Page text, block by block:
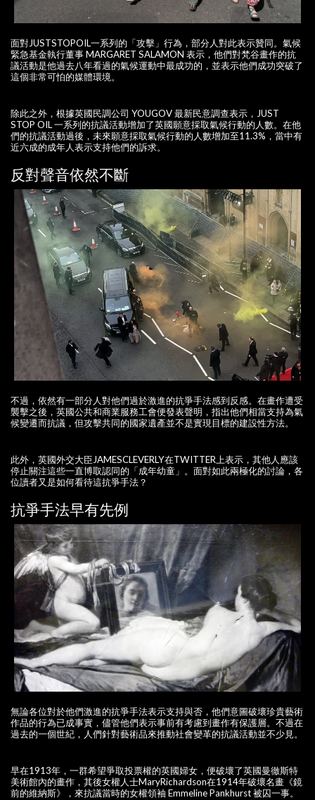
面對JUSTSTOPOIL一系列的「攻擊」行為，部分人對此表示贊同。氣候
緊急基金執行董事 MARGARET SALAMON 表示，他們對梵谷畫作的抗
議活動是他過去八年看過的氣候運動中最成功的，並表示他們成功突破了
這個非常可怕的媒體環境。
除此之外，根據英國民調公司 YOUGOV 最新民意調查表示，JUST
STOP OIL 一系列的抗議活動增加了英國願意採取氣候行動的人數。在他
們的抗議活動過後，未來願意採取氣候行動的人數增加至11.3%，當中有
近六成的成年人表示支持他們的訴求。
反對聲音依然不斷
不過，依然有一部分人對他們過於激進的抗爭手法感到反感。在畫作遭受
襲擊之後，英國公共和商業服務工會便發表聲明，指出他們相當支持為氣
候變遷而抗議，但攻擊共同的國家遺產並不是實現目標的建設性方法。
此外，英國外交大臣JAMESCLEVERLY在TWITTER上表示，其他人應該
停止關注這些一直博取認同的「成年幼童」。面對如此兩極化的討論，各
位讀者又是如何看待這抗爭手法？
抗爭手法早有先例
無論各位對於他們激進的抗爭手法表示支持與否，他們意圖破壞珍貴藝術
作品的行為已成事實，儘管他們表示事前有考慮到畫作有保護層。不過在
過去的一個世紀，人們針對藝術品來推動社會變革的抗議活動並不少見。
早在1913年，一群希望爭取投票權的英國婦女，便破壞了英國曼徹斯特
美術館內的畫作，其後女權人士MaryRichardson在1914年破壞名畫《鏡
前的維納斯》，來抗議當時的女權領袖 Emmeline Pankhurst 被囚一事。